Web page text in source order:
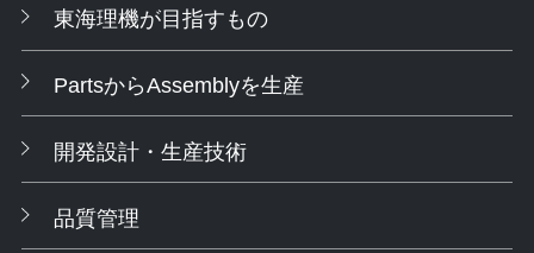
東海理機が目指すもの
PartsからAssemblyを生産
開発設計・生産技術
品質管理